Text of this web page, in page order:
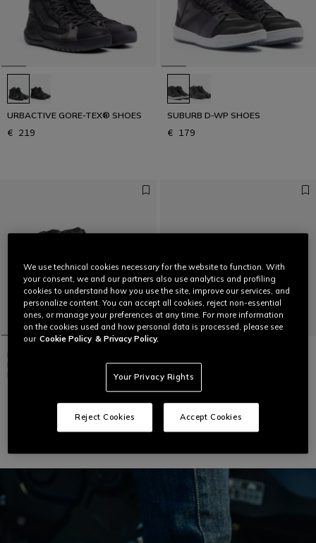
URBACTIVE GORE-TEX® SHOES
€ 219
SUBURB D-WP SHOES
€ 179
IKASU 2 WP CHAUSSURES MOTO
IMPERMÉABLES HOMME -
NOIR/BLANC
SUBURB ZIP D-WP -
CHAUSSURES MOTO URBAINES
IMPERMEABLES HOMME
€ 189
We use technical cookies necessary for the website to function. With
your consent, we and our partners also use analytics and profiling
cookies to understand how you use the site, improve our services, and
personalize content. You can accept all cookies, reject non-essential
ones, or manage your preferences at any time. For more information
on the cookies used and how personal data is processed, please see
our Cookie Policy & Privacy Policy.
Your Privacy Rights
Reject Cookies Accept Cookies